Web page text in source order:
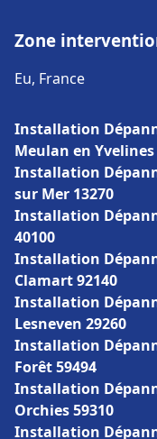
Zone
Eu, France
Installation
Meulan en Yvelines
Installation
sur Mer 13270
Installation
40100
Installation
Clamart 92140
Installation
Lesneven 29260
Installation
Forêt 59494
Installation
Orchies 59310
Installation